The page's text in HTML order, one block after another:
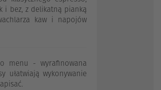
i bez, z delikatną pianką
kaw i napojów
menu - wyrafinowana
ułatwiają wykonywanie